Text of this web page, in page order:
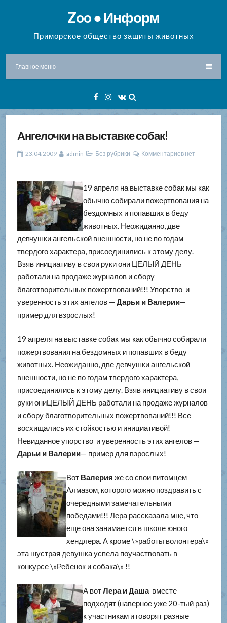
содержимому
Zoo ● Информ
Приморское общество защиты животных
Главное меню
Facebook
Instagram
VK
Ангелочки на выставке собак!
23.04.2009 admin Без рубрики Комментариев нет
19 апреля на выставке собак мы как
обычно собирали пожертвования на
бездомных и попавших в беду
животных. Неожиданно, две
девчушки ангельской внешности, но не по годам
твердого характера, присоединились к этому делу.
Взяв инициативу в свои руки они ЦЕЛЫЙ ДЕНЬ
работали на продаже журналов и сбору
благотворительных пожертвований!!! Упорство и
уверенность этих ангелов — Дарьи и Валерии—
пример для взрослых!
19 апреля на выставке собак мы как обычно собирали
пожертвования на бездомных и попавших в беду
животных. Неожиданно, две девчушки ангельской
внешности, но не по годам твердого характера,
присоединились к этому делу. Взяв инициативу в свои
руки ониЦЕЛЫЙ ДЕНЬ работали на продаже журналов
и сбору благотворительных пожертвований!!! Все
восхищались их стойкостью и инициативой!
Невиданное упорство и уверенность этих ангелов —
Дарьи и Валерии— пример для взрослых!
Вот Валерия же со свои питомцем
Алмазом, которого можно поздравить с
очередными замечательными
победами!!! Лера рассказала мне, что
еще она занимается в школе юного
хендлера. А кроме \»работы волонтера\»
эта шустрая девушка успела поучаствовать в
конкурсе \»Ребенок и собака\» !!
А вотЛера и Даша вместе
подходят (наверное уже 20-тый раз)
к участникам и говорят разные